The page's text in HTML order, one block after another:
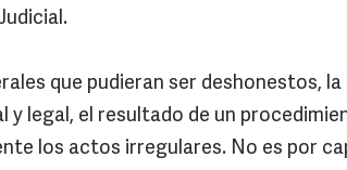
que pudieran ser deshonestos, la
legal, el resultado de un
los actos irregulares. No es por